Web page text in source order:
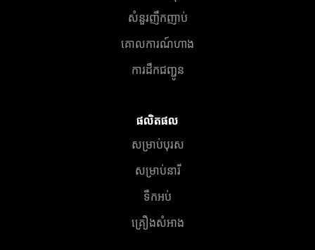
សំនួរញឹកញាប់
គោលការណ៍ហាង
ការដឹកជញ្ជូន
ផលិតផល
សម្រាប់បុរស
សម្រាប់នារី
ទឹកអប់
គ្រឿងសំអាង